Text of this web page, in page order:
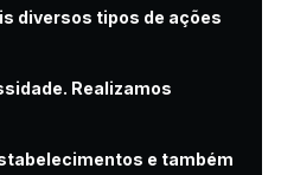
diversos tipos de ações
Realizamos
e também